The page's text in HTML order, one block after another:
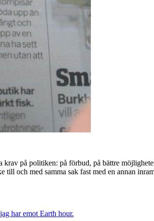
på politiken: på förbud, på bättre
och med samma sak fast med en annan
har emot Earth hour.